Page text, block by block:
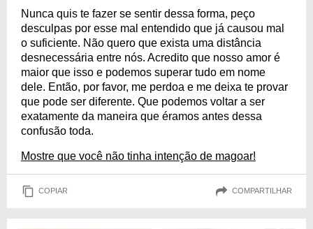
Nunca quis te fazer se sentir dessa forma, peço
desculpas por esse mal entendido que já causou mal
o suficiente. Não quero que exista uma distância
desnecessária entre nós. Acredito que nosso amor é
maior que isso e podemos superar tudo em nome
dele. Então, por favor, me perdoa e me deixa te provar
que pode ser diferente. Que podemos voltar a ser
exatamente da maneira que éramos antes dessa
confusão toda.
Mostre que você não tinha intenção de magoar!
COPIAR COMPARTILHAR